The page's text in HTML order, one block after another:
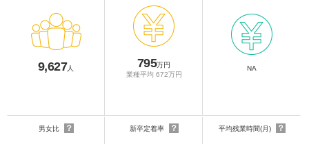
9,627人 795万円
業種平均 672万円
NA
男女比 ？ 新卒定着率 ？ 平均残業時間(月) ？